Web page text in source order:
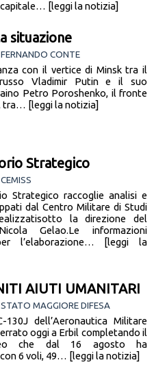
[leggi la notizia]
situazione
CONTE
con il vertice di Minsk tra il
Vladimir Putin e il suo
Petro Poroshenko, il fronte
tra… [leggi la notizia]
Strategico
Strategico raccoglie analisi e
dal Centro Militare di Studi
la direzione del
Gelao.Le informazioni
l’elaborazione… [leggi la
AIUTI UMANITARI
MAGGIORE DIFESA
130J dell’Aeronautica Militare
oggi a Erbil completando il
che dal 16 agosto ha
6 voli, 49… [leggi la notizia]